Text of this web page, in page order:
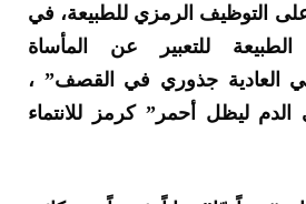
التوظيف الرمزي للطبيعة، في
للتعبير عن المأساة
العادية جذوري في القصف” ،
ليظل أحمر” كرمز للانتماء